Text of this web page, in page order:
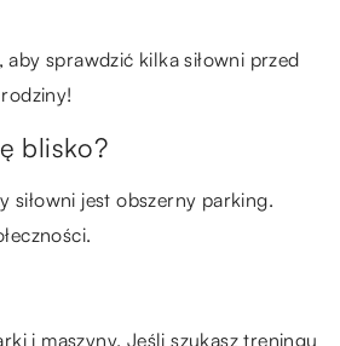
aby sprawdzić kilka siłowni przed
blisko?
siłowni jest obszerny parking.
i maszyny. Jeśli szukasz treningu